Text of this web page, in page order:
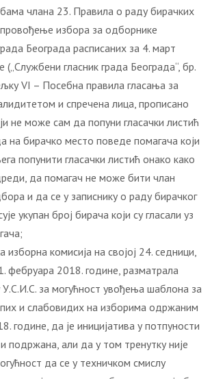
члана 23. Правилa о раду бирачких
избора за одборнике
Београда расписаних за 4. март
(„Службени гласник града Београда“, бр.
VI – Посебна правила гласања за
и спречена лица, прописано
не може сам да попуни гласачки листић
на бирачко место поведе помагача који
попунити гласачки листић онако како
да помагач не може бити члан
и да се у записнику о раду бирачког
укупан број бирача који су гласали уз
изборна комисија на својој 24. седници,
фебруара 2018. године, разматрала
У.С.И.С. за могућност увођења шаблона за
и слабовидих на изборима одржаним
године, да је иницијатива у потпуности
подржана, али да у том тренутку није
да се у техничком смислу